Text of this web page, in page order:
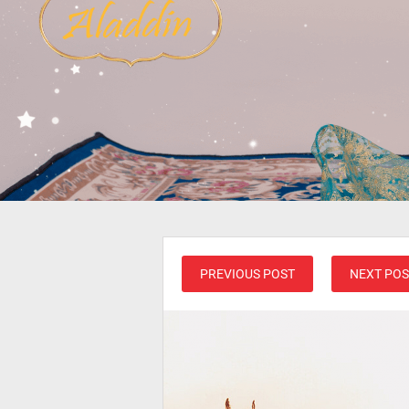
PREVIOUS POST NEXT